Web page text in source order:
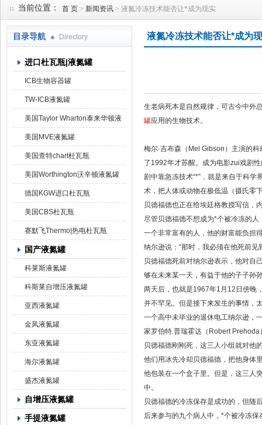
上海京工实业有限公司
当前位置： 首 页 > 新闻资讯 > 液氮冷冻技术能否让*成为现实
目录导航 Directory
进口杜瓦瓶|液氮罐
ICB生物容器罐
TW-ICB液氮罐
美国Taylor Wharton泰来华顿液
氮罐
美国MVE液氮罐
美国查特chart杜瓦瓶
美国Worthington沃辛顿液氮罐
德国KGW进口杜瓦瓶
美国CBS杜瓦瓶
赛默飞Thermo|热电杜瓦瓶
国产液氮罐
科莱斯液氮罐
科斯莱自增压液氮罐
亚西液氮罐
金凤液氮罐
东亚液氮罐
海尔液氮罐
盛杰液氮罐
自增压液氮罐
手提液氮罐
液氮冷冻技术能否让*成为
生老病死本是自然规律，可古今中外
罐应用的生物技术。
梅尔·吉布森（Mel Gibson）主演的
了1992年才苏醒。成为电影zui戏剧
剧中靠急冻技术“*”，就是来自于科
术，把人体或动物在极低温（摄氏零
贝德福德也正在给埃廷格教授写信，
尽管贝德福德不想成为*个被冷冻的
一个非常富有的人，他的财富能负担
纳尔逊说：“那时，我必须在他死前
贝德福德死前对纳尔逊表示，他对自
够在未来某一天，有益于他的子子孙
两天后，也就是1967年1月12日傍晚
并不罕见。但是接下来发生的事情，
一个高中未毕业的退休电工纳尔逊，
家罗伯特.普瑞霍达（Robert
贝德福德刚刚死，这三人小组就对他
他们用冰先冷却贝德福德，把他身体
他包装在一个盒子里。但是，这三人
中。
贝德福德的冷冻保存是成功的，但随
后来参与的九个病人中，*个被冷冻